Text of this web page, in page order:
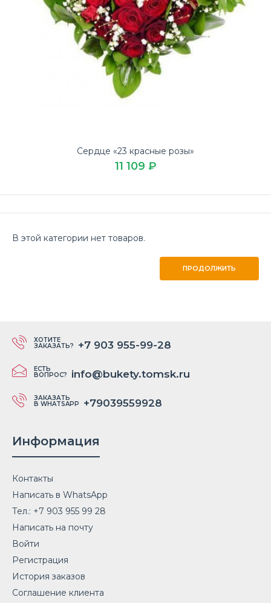
Сердце «23 красные розы»
11 109 ₽
В этой категории нет товаров.
ПРОДОЛЖИТЬ
ХОТИТЕ
ЗАКАЗАТЬ? +7 903 955-99-28
ЕСТЬ
ВОПРОС? info@bukety.tomsk.ru
ЗАКАЗАТЬ
В WHATSAPP +79039559928
Информация
Контакты
Написать в WhatsApp
Тел.: +7 903 955 99 28
Написать на почту
Войти
Регистрация
История заказов
Соглашение клиента